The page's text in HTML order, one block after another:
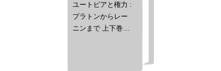
ユートピアと権力 :
プラトンからレー
ニンまで 上下巻揃